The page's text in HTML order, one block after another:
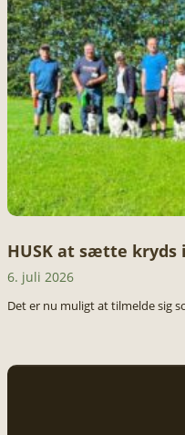
HUSK at sætte kryds
6. juli 2026
Det er nu muligt at tilmelde sig